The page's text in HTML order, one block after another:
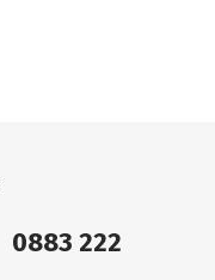
0883 222